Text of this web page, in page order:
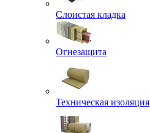
Слоистая кладка
Огнезащита
Техническая изоляция